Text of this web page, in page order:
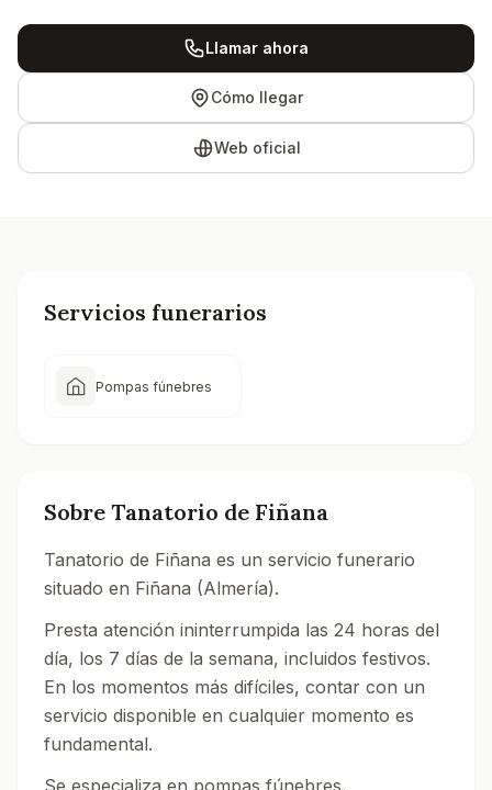
Llamar ahora
Cómo llegar
Web oficial
Servicios funerarios
Pompas fúnebres
Sobre Tanatorio de Fiñana
Tanatorio de Fiñana es un servicio funerario
situado en Fiñana (Almería).
Presta atención ininterrumpida las 24 horas del
día, los 7 días de la semana, incluidos festivos.
En los momentos más difíciles, contar con un
servicio disponible en cualquier momento es
fundamental.
Se especializa en pompas fúnebres.